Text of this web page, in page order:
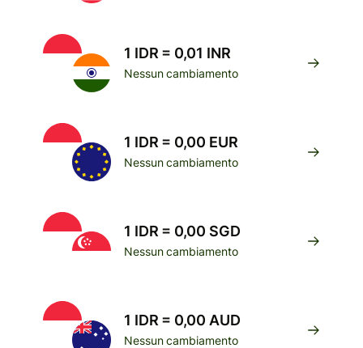
1 IDR = 0,01 INR
Nessun cambiamento
1 IDR = 0,00 EUR
Nessun cambiamento
1 IDR = 0,00 SGD
Nessun cambiamento
1 IDR = 0,00 AUD
Nessun cambiamento